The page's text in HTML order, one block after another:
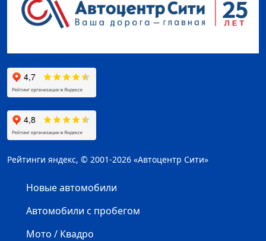
Рейтинги яндекс, © 2001-2026 «Автоцентр Сити»
Новые автомобили
Автомобили с пробегом
Мото / Квадро